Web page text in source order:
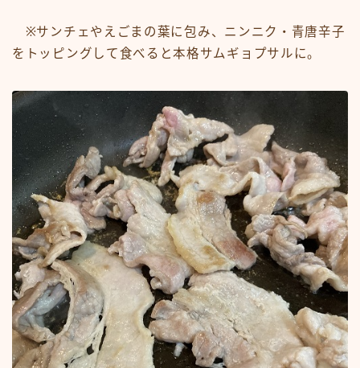
※サンチェやえごまの葉に包み、ニンニク・青唐辛子
をトッピングして食べると本格サムギョプサルに。